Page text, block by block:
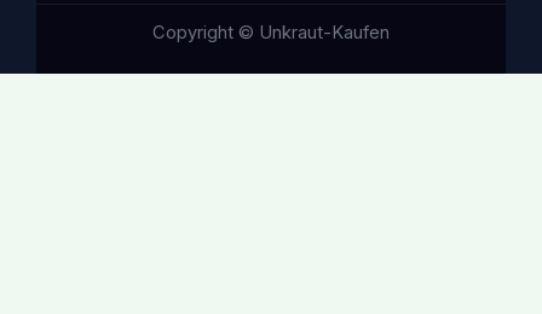
Copyright © Unkraut-Kaufen